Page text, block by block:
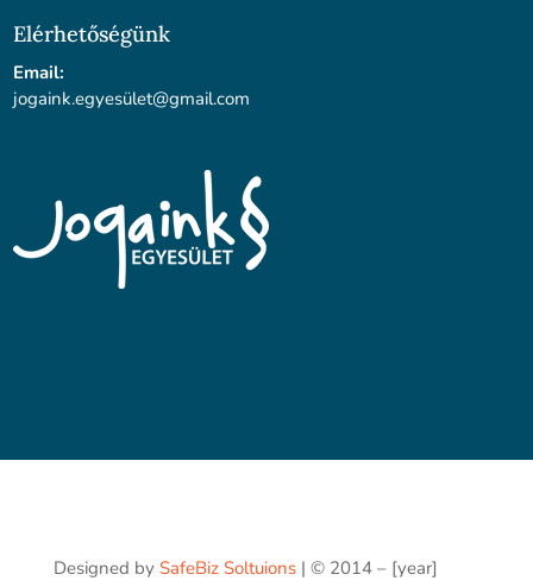
Elérhetőségünk
Email:
jogaink.egyesület@gmail.com
Designed by SafeBiz Soltuions| © 2014 – [year]